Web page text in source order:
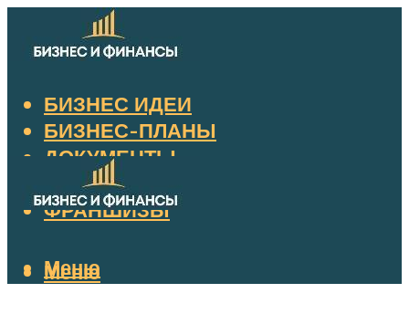
БИЗНЕС ИДЕИ
БИЗНЕС-ПЛАНЫ
ДОКУМЕНТЫ
НАЛОГИ
ФРАНШИЗЫ
Меню
Меню